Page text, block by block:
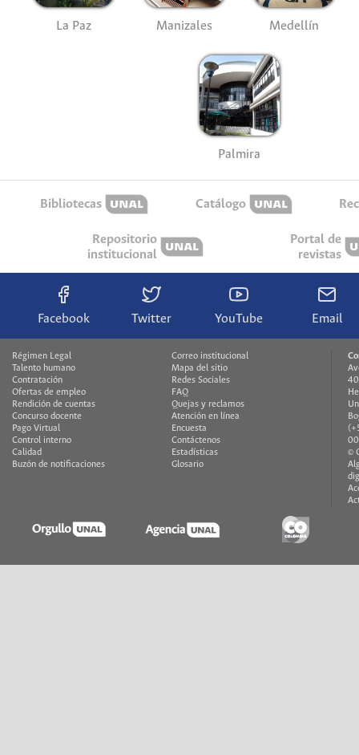
La Paz Manizales Medellín
Palmira
Bibliotecas Catálogo
Repositorio
institucional
Portal de
revistas
Facebook Twitter YouTube Email
Régimen Legal
Talento humano
Contratación
Ofertas de empleo
Rendición de cuentas
Concurso docente
Pago Virtual
Control interno
Calidad
Buzón de notificaciones
Correo institucional
Mapa del sitio
Redes Sociales
FAQ
Quejas y reclamos
Atención en línea
Encuesta
Contáctenos
Estadísticas
Glosario
©